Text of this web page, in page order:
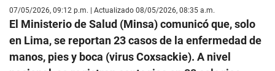
07/05/2026, 09:12 p.m. | Actualizado 08/05/2026, 08:35 a.m.
El Ministerio de Salud (Minsa) comunicó que, solo
en Lima, se reportan 23 casos de la enfermedad de
manos, pies y boca (virus Coxsackie). A nivel